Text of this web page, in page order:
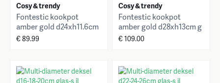
Cosy & trendy
Fontestic kookpot
amber gold d24xh11.6cm
4.6l gietijzer met deksel
€ 89.99
Cosy & trendy
Fontestic kookpot
amber gold d28xh13cm g
ietijzer met deksel
€ 109.00